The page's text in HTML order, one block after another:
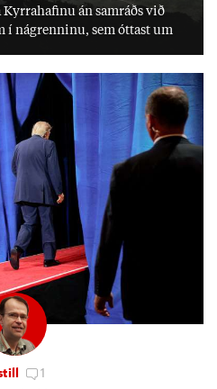
án sam­ráðs við
í ná­grenn­inu, sem ótt­ast um
1